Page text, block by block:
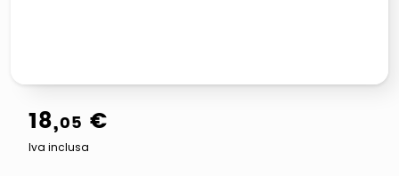
18,05 €
Iva inclusa